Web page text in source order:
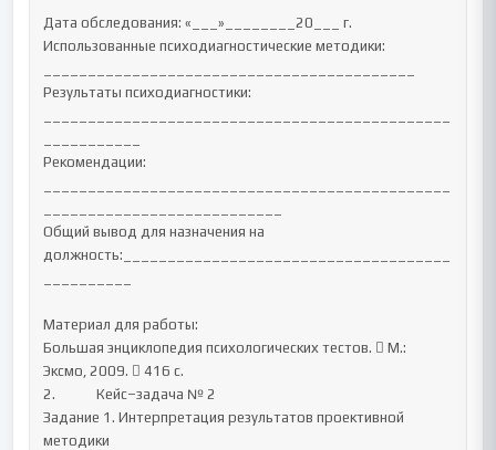
Дата обследования: «___»________20___ г.
Использованные психодиагностические методики:
Результаты психодиагностики:
Рекомендации:
Общий вывод для назначения на
должность:_____________________________________
Материал для работы:
Большая энциклопедия психологических тестов.  М.:
Эксмо, 2009.  416 с.
2.		Кейс–задача № 2
Задание 1. Интерпретация результатов проективной
методики